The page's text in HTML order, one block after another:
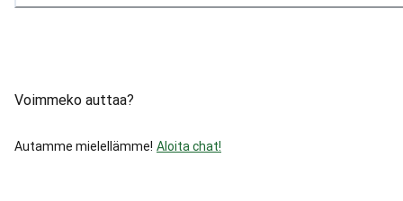
Voimmeko auttaa?
Autamme mielellämme! Aloita chat!